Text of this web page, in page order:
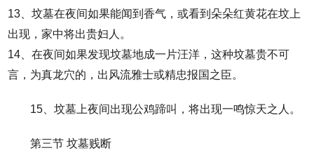
13、坟墓在夜间如果能闻到香气，或看到朵朵红黄花在坟上
出现，家中将出贵妇人。
14、在夜间如果发现坟墓地成一片汪洋，这种坟墓贵不可
言，为真龙穴的，出风流雅士或精忠报国之臣。
15、坟墓上夜间出现公鸡蹄叫，将出现一鸣惊天之人。
第三节 坟墓贱断